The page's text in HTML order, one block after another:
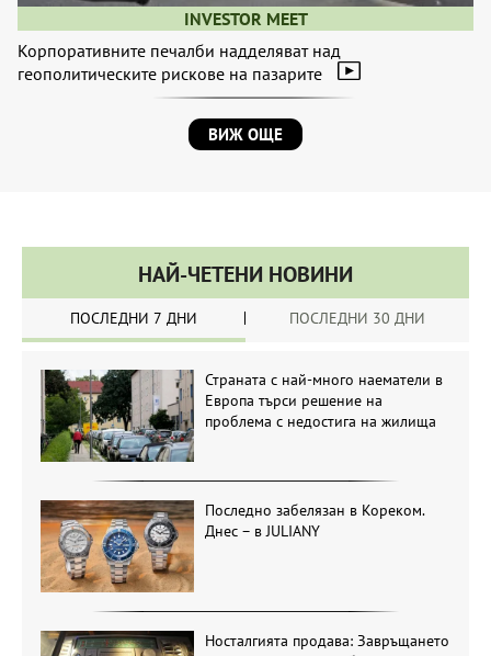
INVESTOR MEET
Корпоративните печалби надделяват над
геополитическите рискове на пазарите
ВИЖ ОЩЕ
НАЙ-ЧЕТЕНИ НОВИНИ
ПОСЛЕДНИ 7 ДНИ ПОСЛЕДНИ 30 ДНИ
Страната с най-много наематели в
Европа търси решение на
проблема с недостига на жилища
Последно забелязан в Кореком.
Днес – в JULIANY
Носталгията продава: Завръщането